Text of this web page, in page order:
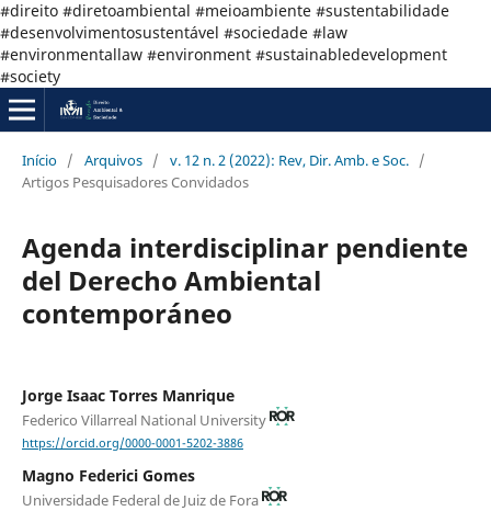
#direito #diretoambiental #meioambiente #sustentabilidade
#desenvolvimentosustentável #sociedade #law
#environmentallaw #environment #sustainabledevelopment
#society
Início / Arquivos / v. 12 n. 2 (2022): Rev, Dir. Amb. e Soc. /
Artigos Pesquisadores Convidados
Agenda interdisciplinar pendiente
del Derecho Ambiental
contemporáneo
Jorge Isaac Torres Manrique
Federico Villarreal National University
https://orcid.org/0000-0001-5202-3886
Magno Federici Gomes
Universidade Federal de Juiz de Fora